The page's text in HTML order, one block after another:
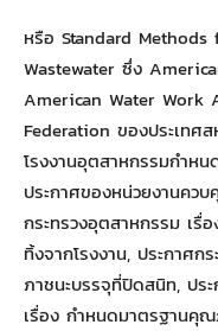
หรือ Standard
Wastewater ซึ่ง
American Water Work
Federation ของประเทศ
โรงงานอุตสาหกรรมกำห
ประกาศของหน่วยงานคว
กระทรวงอุตสาหกรรม เรื่
ทิ้งจากโรงงาน, ประกาศก
ภาชนะบรรจุที่ปิดสนิท, ปร
เรื่อง กำหนดมาตรฐานคุ